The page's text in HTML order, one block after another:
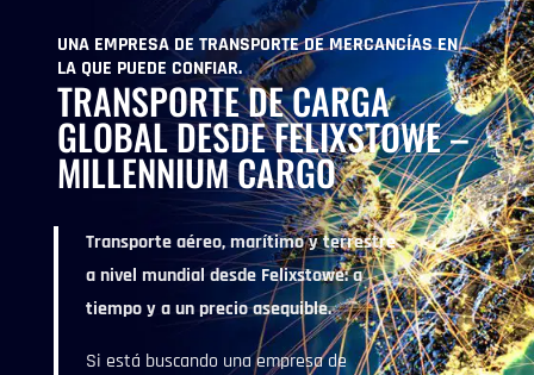
UNA EMPRESA DE TRANSPORTE DE MERCANCÍAS EN
LA QUE PUEDE CONFIAR.
TRANSPORTE DE CARGA
GLOBAL DESDE FELIXSTOWE –
MILLENNIUM CARGO
Transporte aéreo, marítimo y terrestre
a nivel mundial desde Felixstowe: a
tiempo y a un precio asequible.
Si está buscando una empresa de